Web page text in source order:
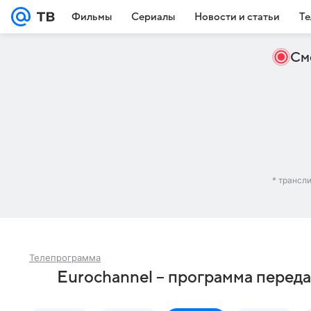
Фильмы Сериалы Новости и статьи
*
Телепрограмма
Eurochannel – программа